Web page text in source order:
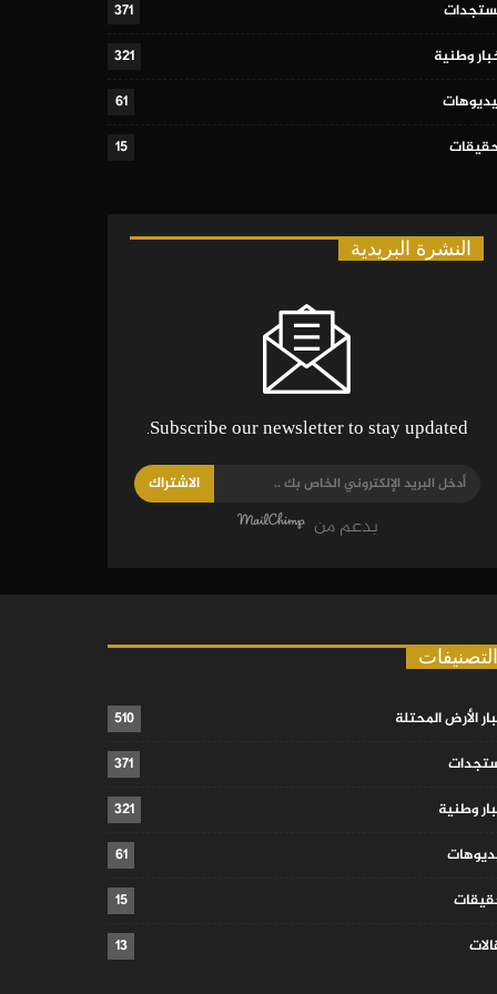
371
وطنية
321
61
15
النشرة البريدية
Subscribe our newsletter to stay updated.
الاشتراك
بدعم من
التصنيفات
الأرض المحتلة
510
371
وطنية
321
61
15
13